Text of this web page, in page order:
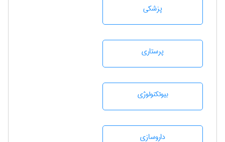
پزشكی
پرستاری
بيوتكنولوژی
داروسازی